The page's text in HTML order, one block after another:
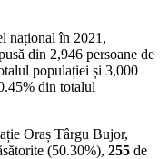
național în 2021,
din 2,946 persoane de
populației și 3,000
din totalul
Oraș Târgu Bujor,
(50.30%), 255 de